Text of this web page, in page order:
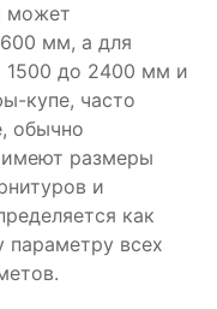
может
мм, а для
1500 до 2400 мм и
купе, часто
обычно
имеют размеры
и
как
параметру всех